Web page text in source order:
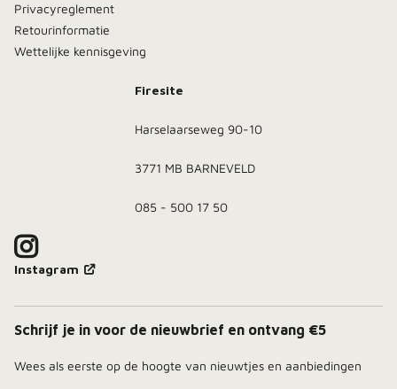
Privacyreglement
Retourinformatie
Wettelijke kennisgeving
Firesite
Harselaarseweg 90-10
3771 MB BARNEVELD
085 - 500 17 50
Instagram
Schrijf je in voor de nieuwbrief en ontvang €5
Wees als eerste op de hoogte van nieuwtjes en aanbiedingen